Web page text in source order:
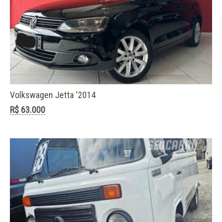
Volkswagen Jetta '2014
R$ 63.000